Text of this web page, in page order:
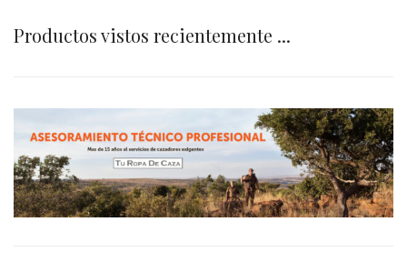
Productos vistos recientemente ...